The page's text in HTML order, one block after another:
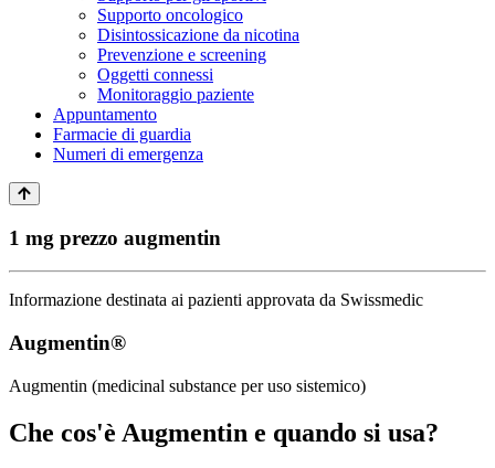
Supporto oncologico
Disintossicazione da nicotina
Prevenzione e screening
Oggetti connessi
Monitoraggio paziente
Appuntamento
Farmacie di guardia
Numeri di emergenza
1 mg prezzo augmentin
Informazione destinata ai pazienti approvata da Swissmedic
Augmentin®
Augmentin (medicinal substance per uso sistemico)
Che cos'è Augmentin e quando si usa?